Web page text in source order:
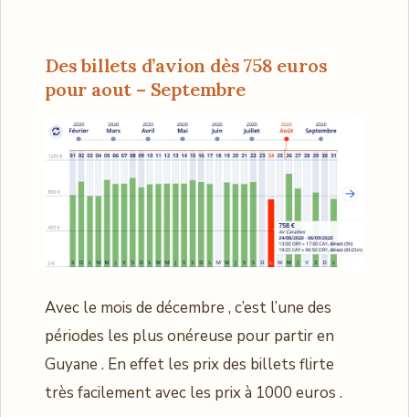
Des billets d’avion dès 758 euros
pour aout – Septembre
Avec le mois de décembre , c’est l’une des
périodes les plus onéreuse pour partir en
Guyane . En effet les prix des billets flirte
très facilement avec les prix à 1000 euros .